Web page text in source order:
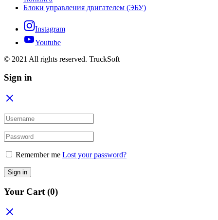
Блоки управления двигателем (ЭБУ)
Instagram
Youtube
© 2021 All rights reserved. TruckSoft
Sign in
Remember me Lost your password?
Sign in
Your Cart (0)